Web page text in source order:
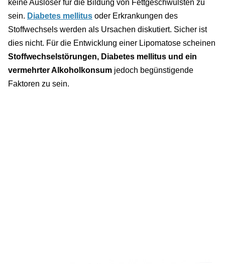
keine Auslöser für die Bildung von Fettgeschwulsten zu
sein. Diabetes mellitus oder Erkrankungen des
Stoffwechsels werden als Ursachen diskutiert. Sicher ist
dies nicht. Für die Entwicklung einer Lipomatose scheinen
Stoffwechselstörungen, Diabetes mellitus und ein
vermehrter Alkoholkonsum jedoch begünstigende
Faktoren zu sein.